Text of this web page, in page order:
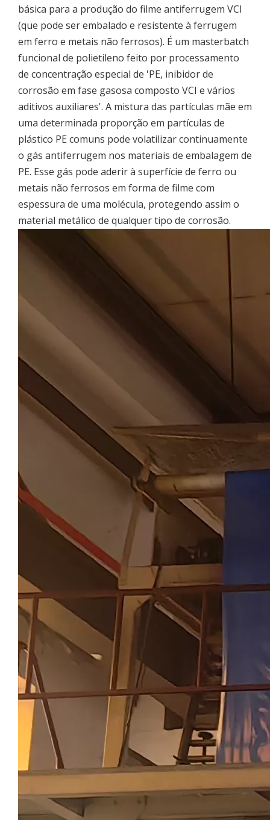
básica para a produção do filme antiferrugem VCI
(que pode ser embalado e resistente à ferrugem
em ferro e metais não ferrosos). É um masterbatch
funcional de polietileno feito por processamento
de concentração especial de 'PE, inibidor de
corrosão em fase gasosa composto VCI e vários
aditivos auxiliares'. A mistura das partículas mãe em
uma determinada proporção em partículas de
plástico PE comuns pode volatilizar continuamente
o gás antiferrugem nos materiais de embalagem de
PE. Esse gás pode aderir à superfície de ferro ou
metais não ferrosos em forma de filme com
espessura de uma molécula, protegendo assim o
material metálico de qualquer tipo de corrosão.